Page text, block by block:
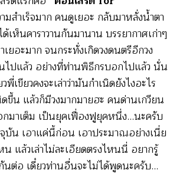
มสำเร็จมาก คนดูเยอะ กลับมาหลั่งน้ำตา
เห็นคาราวานกันมานาน บรรยากาศเก่าๆ
ยอะมาก จนกระทั่งเกิดวงดนตรีอีกวง
ไปแล้ว อย่างที่ท่านพิธีกรบอกไปแล้ว นั่น
วพี่เขียวคงจะเล่าว่ามันกำเนิดยังไงอะไร
ขึ้น แล้วก็มีวงมากมายฮะ คนด่านเกวียน
กมาเต็ม เป็นยุคเฟื่องฟูยุคหนึ่ง…นะครับ
บัน เอาแค่นี้ก่อน เอาประมาณอย่างเนี่ย
แล้วเล่าไม่ละเอียดตรงไหนนี่ อยากรู้
นต่อ เดี๋ยวท่านอื่นจะไม่ได้พูดนะครับ…